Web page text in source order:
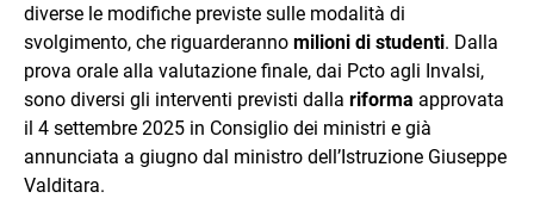
diverse le modifiche previste sulle modalità di
svolgimento, che riguarderanno milioni di studenti. Dalla
prova orale alla valutazione finale, dai Pcto agli Invalsi,
sono diversi gli interventi previsti dalla riforma approvata
il 4 settembre 2025 in Consiglio dei ministri e già
annunciata a giugno dal ministro dell’Istruzione Giuseppe
Valditara.